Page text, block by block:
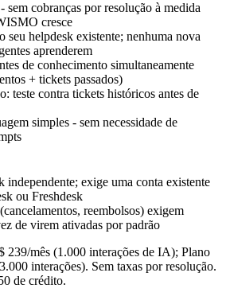
sem cobranças por resolução à medida
cresce
seu helpdesk existente; nenhuma nova
aprenderem
de conhecimento simultaneamente
+ tickets passados)
teste contra tickets históricos antes de
simples - sem necessidade de
independente; exige uma conta existente
ou Freshdesk
reembolsos) exigem
de virem ativadas por padrão
239/mês (1.000 interações de IA); Plano
interações). Sem taxas por resolução.
de crédito.